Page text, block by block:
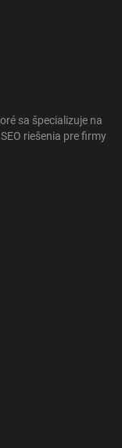
sa špecializuje na
riešenia pre firmy